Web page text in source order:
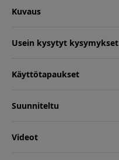
Kuvaus
Usein kysytyt kysymykset
Käyttötapaukset
Suunniteltu
Videot